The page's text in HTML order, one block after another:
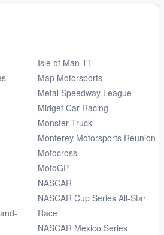
Isle of Man TT
Map Motorsports
Metal Speedway League
Midget Car Racing
Monster Truck
Monterey Motorsports Reunion
Motocross
MotoGP
NASCAR
NASCAR Cup Series All-Star
Race
NASCAR Mexico Series